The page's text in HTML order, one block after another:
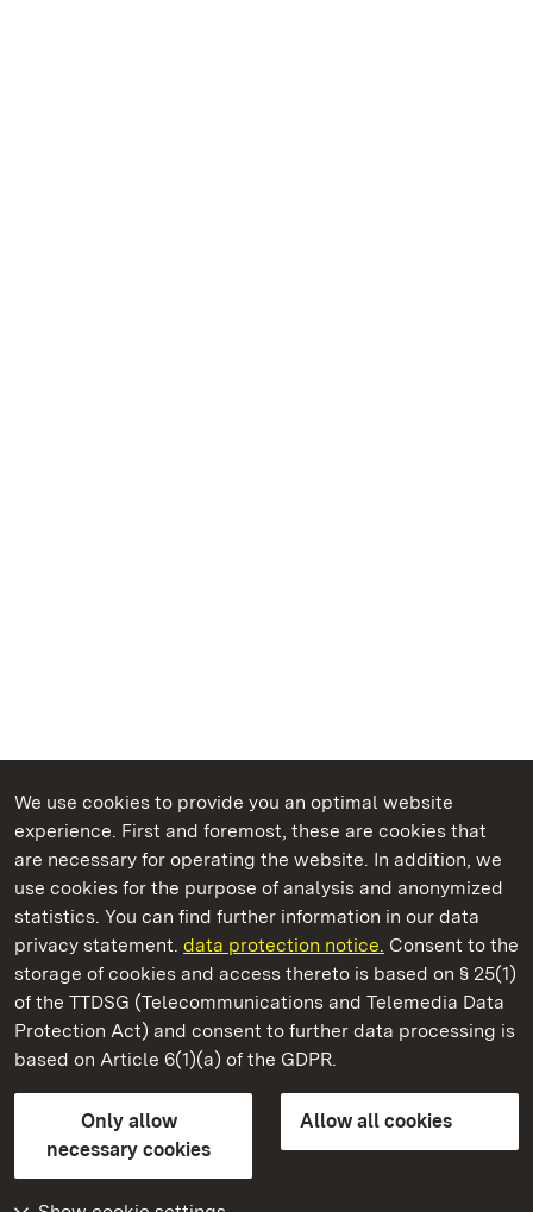
We use cookies to provide you an optimal website
experience. First and foremost, these are cookies that
are necessary for operating the website. In addition, we
use cookies for the purpose of analysis and anonymized
statistics. You can find further information in our data
privacy statement. data protection notice. Consent to the
storage of cookies and access thereto is based on § 25(1)
of the TTDSG (Telecommunications and Telemedia Data
Protection Act) and consent to further data processing is
based on Article 6(1)(a) of the GDPR.
Only allow
necessary cookies
Allow all cookies
State Palaces and Gardens of Baden-Wuerttemberg
Staatliche Schlösser und Gärten Baden‑Württemberg
State Palaces and Gardens of Baden-Wuerttemberg
Contact usFAQMasthead
Declaration on barrier-free access
BITV-konform (geprüfte Seiten)